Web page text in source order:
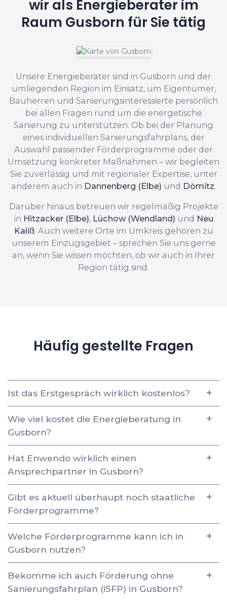
wir als Energieberater im
Raum Gusborn für Sie tätig
Unsere Energieberater sind in Gusborn und der
umliegenden Region im Einsatz, um Eigentümer,
Bauherren und Sanierungsinteressierte persönlich
bei allen Fragen rund um die energetische
Sanierung zu unterstützen. Ob bei der Planung
eines individuellen Sanierungsfahrplans, der
Auswahl passender Förderprogramme oder der
Umsetzung konkreter Maßnahmen – wir begleiten
Sie zuverlässig und mit regionaler Expertise, unter
anderem auch in Dannenberg (Elbe) und Dömitz.
Darüber hinaus betreuen wir regelmäßig Projekte
in Hitzacker (Elbe), Lüchow (Wendland) und Neu
Kaliß. Auch weitere Orte im Umkreis gehören zu
unserem Einzugsgebiet – sprechen Sie uns gerne
an, wenn Sie wissen möchten, ob wir auch in Ihrer
Region tätig sind.
Häufig gestellte Fragen
Ist das Erstgespräch wirklich kostenlos?
Wie viel kostet die Energieberatung in
Gusborn?
Hat Enwendo wirklich einen
Ansprechpartner in Gusborn?
Gibt es aktuell überhaupt noch staatliche
Förderprogramme?
Welche Förderprogramme kann ich in
Gusborn nutzen?
Bekomme ich auch Förderung ohne
Sanierungsfahrplan (iSFP) in Gusborn?